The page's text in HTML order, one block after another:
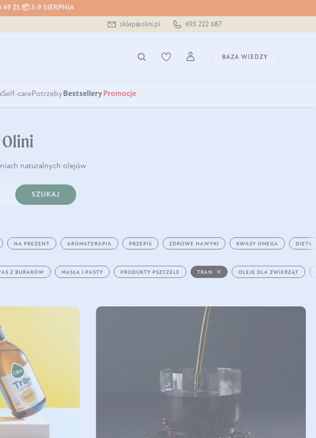
49 ZŁ 📦 3-9 SIERPNIA
sklep@olini.pl 693 222 687
BAZA WIEDZY
Self-carePotrzeby Bestsellery Promocje
naturalnych olejów
SZUKAJ
NA PREZENT AROMATERAPIA PRZEPIS ZDROWE NAWYKI KWASY OMEGA DIETA
Z BURAKÓW MASŁA I PASTY PRODUKTY PSZCZELE TRAN OLEJE DLA ZWIERZĄT